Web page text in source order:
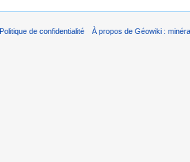
Politique de confidentialité À propos de Géowiki :